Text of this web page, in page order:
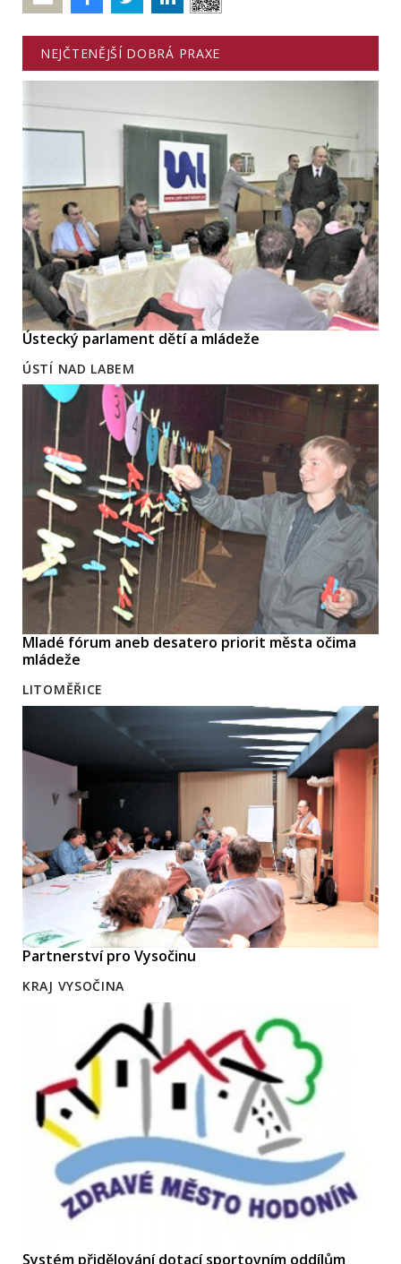
NEJČTENĚJŠÍ DOBRÁ PRAXE
Ústecký parlament dětí a mládeže
ÚSTÍ NAD LABEM
Mladé fórum aneb desatero priorit města očima
mládeže
LITOMĚŘICE
Partnerství pro Vysočinu
KRAJ VYSOČINA
Systém přidělování dotací sportovním oddílům